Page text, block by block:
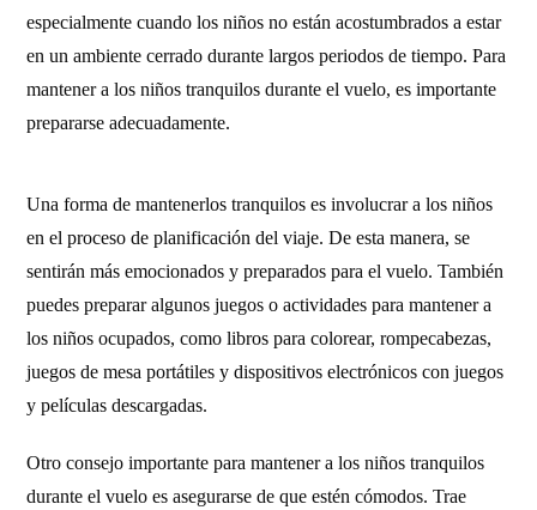
especialmente cuando los niños no están acostumbrados a estar
en un ambiente cerrado durante largos periodos de tiempo. Para
mantener a los niños tranquilos durante el vuelo, es importante
prepararse adecuadamente.
Una forma de mantenerlos tranquilos es involucrar a los niños
en el proceso de planificación del viaje. De esta manera, se
sentirán más emocionados y preparados para el vuelo. También
puedes preparar algunos juegos o actividades para mantener a
los niños ocupados, como libros para colorear, rompecabezas,
juegos de mesa portátiles y dispositivos electrónicos con juegos
y películas descargadas.
Otro consejo importante para mantener a los niños tranquilos
durante el vuelo es asegurarse de que estén cómodos. Trae